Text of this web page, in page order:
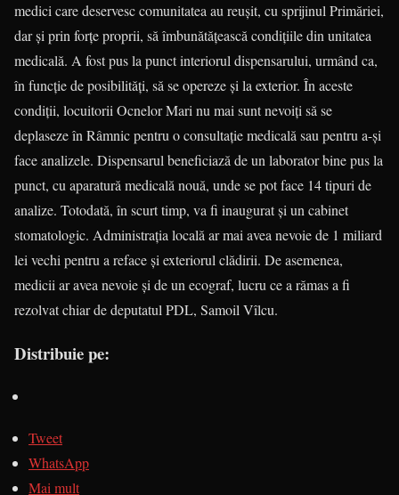
medici care deser­vesc comunitatea au reuşit, cu sprijinul Primăriei,
dar şi prin forţe proprii, să îmbunătăţească condiţiile din unitatea
medicală. A fost pus la punct interiorul dispensarului, urmând ca,
în funcţie de posibilităţi, să se ope­reze şi la exterior. În aceste
condiţii, locuitorii Ocnelor Mari nu mai sunt nevoiţi să se
deplaseze în Râmnic pentru o consul­taţie medicală sau pentru a-şi
face analizele. Dispen­sa­rul beneficiază de un laborator bine pus la
punct, cu aparatură medicală nouă, unde se pot face 14 tipuri de
analize. Totodată, în scurt timp, va fi inaugurat şi un cabinet
stomatologic. Administraţia locală ar mai avea nevoie de 1 miliard
lei vechi pentru a re­face şi exteriorul clădirii. De ase­me­nea,
medicii ar avea nevoie şi de un ecograf, lucru ce a rămas a fi
rezolvat chiar de deputatul PDL, Samoil Vîlcu.
Distribuie pe:
Tweet
WhatsApp
Mai mult